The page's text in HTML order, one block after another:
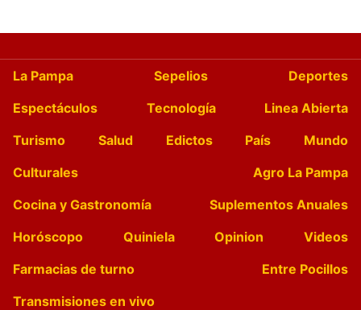
La Pampa Sepelios
Deportes
Espectáculos
Tecnología
Linea Abierta
Turismo
Salud Edictos País
Mundo
Culturales
Agro La Pampa
Cocina y Gastronomía
Suplementos Anuales
Horóscopo
Quiniela Opinion
Videos
Farmacias de turno
Entre Pocillos
Transmisiones en vivo